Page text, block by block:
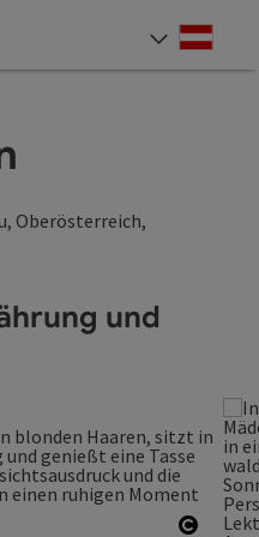
Oberösterreich,
und